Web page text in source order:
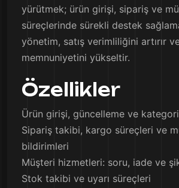
yürütmek; ürün girişi, sipariş ve
süreçlerinde sürekli destek
yönetim, satış verimliliğini artırır
memnuniyetini yükseltir.
Özellikler
Ürün girişi, güncelleme ve
Sipariş takibi, kargo süreçleri ve
bildirimleri
Müşteri hizmetleri: soru, iade ve
Stok takibi ve uyarı süreçleri